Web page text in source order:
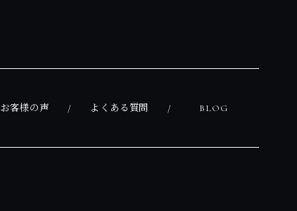
お客様の声 よくある質問 BLOG